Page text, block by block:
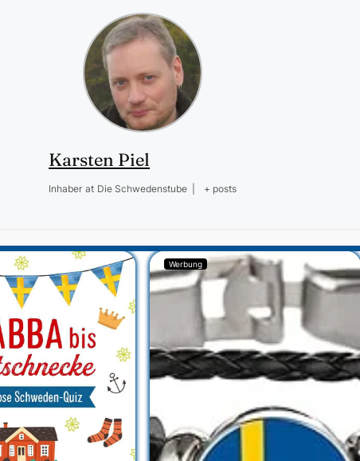
Karsten Piel
Inhaber at Die Schwedenstube + posts
Werbung